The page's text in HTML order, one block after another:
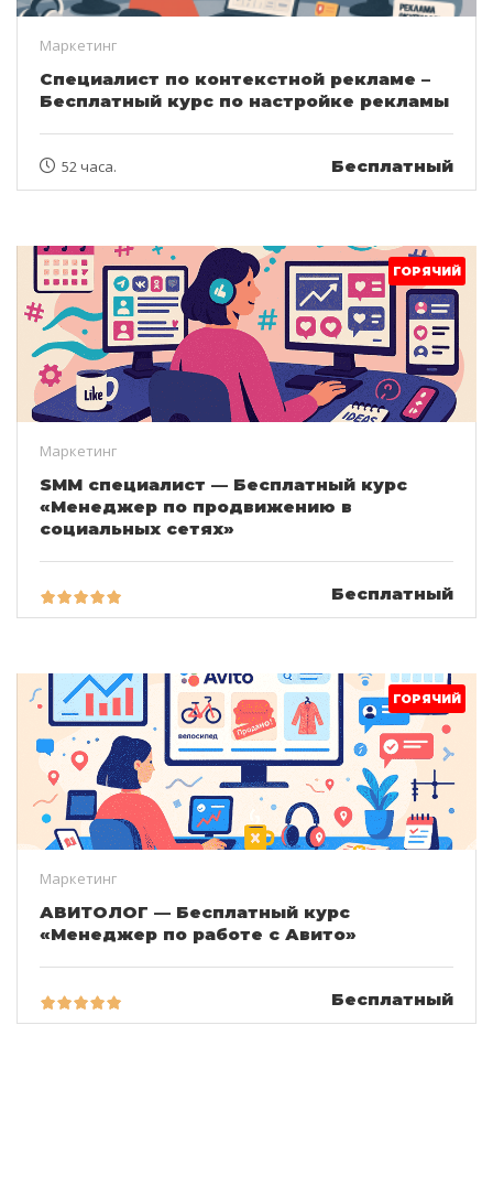
Маркетинг
Специалист по контекстной рекламе –
Бесплатный курс по настройке рекламы
52 часа. Бесплатный
ГОРЯЧИЙ
Маркетинг
SMM специалист — Бесплатный курс
«Менеджер по продвижению в
социальных сетях»
Бесплатный
ГОРЯЧИЙ
Маркетинг
АВИТОЛОГ — Бесплатный курс
«Менеджер по работе с Авито»
Бесплатный